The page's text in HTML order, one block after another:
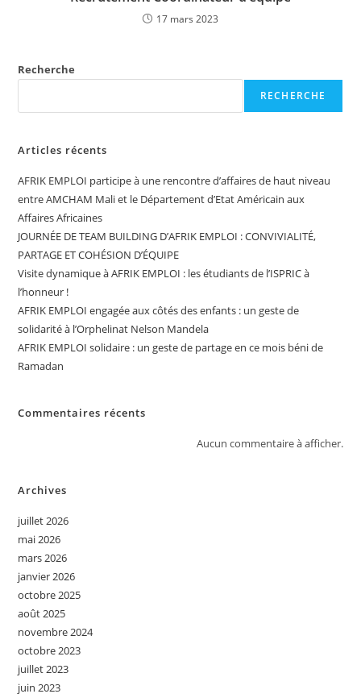
17 mars 2023
Recherche
RECHERCHE
Articles récents
AFRIK EMPLOI participe à une rencontre d’affaires de haut niveau
entre AMCHAM Mali et le Département d’Etat Américain aux
Affaires Africaines
JOURNÉE DE TEAM BUILDING D’AFRIK EMPLOI : CONVIVIALITÉ,
PARTAGE ET COHÉSION D’ÉQUIPE
Visite dynamique à AFRIK EMPLOI : les étudiants de l’ISPRIC à
l’honneur !
AFRIK EMPLOI engagée aux côtés des enfants : un geste de
solidarité à l’Orphelinat Nelson Mandela
AFRIK EMPLOI solidaire : un geste de partage en ce mois béni de
Ramadan
Commentaires récents
Aucun commentaire à afficher.
Archives
juillet 2026
mai 2026
mars 2026
janvier 2026
octobre 2025
août 2025
novembre 2024
octobre 2023
juillet 2023
juin 2023